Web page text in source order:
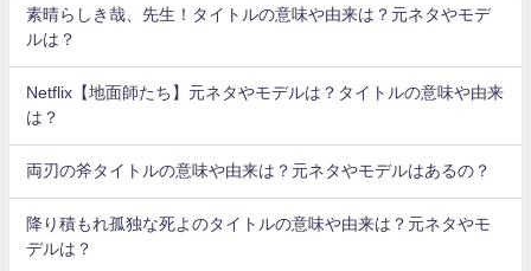
素晴らしき哉、先生！タイトルの意味や由来は？元ネタやモデ
ルは？
Netflix【地面師たち】元ネタやモデルは？タイトルの意味や由来
は？
両刃の斧タイトルの意味や由来は？元ネタやモデルはあるの？
降り積もれ孤独な死よのタイトルの意味や由来は？元ネタやモ
デルは？